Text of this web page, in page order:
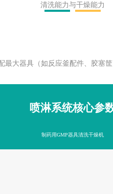
清洗能力与干燥能力
最大器具（如反应釜配件、胶塞
喷淋系统核心参
制药用GMP器具清洗干燥机